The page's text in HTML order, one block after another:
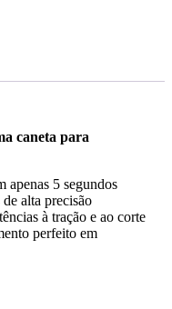
caneta para
apenas 5 segundos
alta precisão
à tração e ao corte
perfeito em